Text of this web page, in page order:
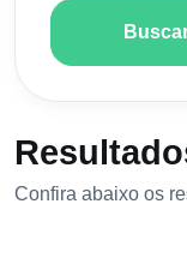
Confira abaixo os